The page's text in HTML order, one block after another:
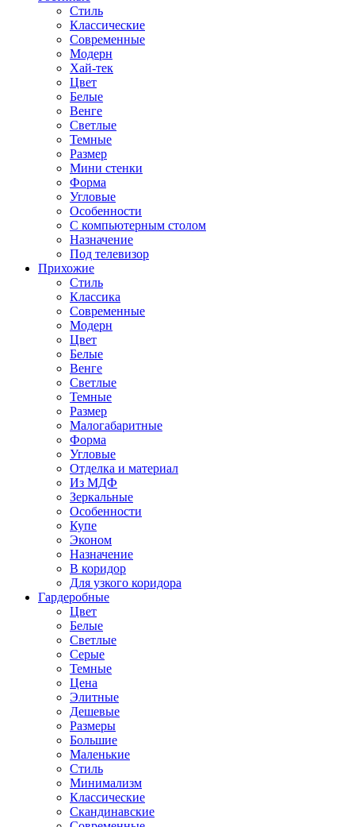
Стиль
Классические
Современные
Модерн
Хай-тек
Цвет
Белые
Венге
Светлые
Темные
Размер
Мини стенки
Форма
Угловые
Особенности
С компьютерным столом
Назначение
Под телевизор
Прихожие
Стиль
Классика
Современные
Модерн
Цвет
Белые
Венге
Светлые
Темные
Размер
Малогабаритные
Форма
Угловые
Отделка и материал
Из МДФ
Зеркальные
Особенности
Купе
Эконом
Назначение
В коридор
Для узкого коридора
Гардеробные
Цвет
Белые
Светлые
Серые
Темные
Цена
Элитные
Дешевые
Размеры
Большие
Маленькие
Стиль
Минимализм
Классические
Скандинавские